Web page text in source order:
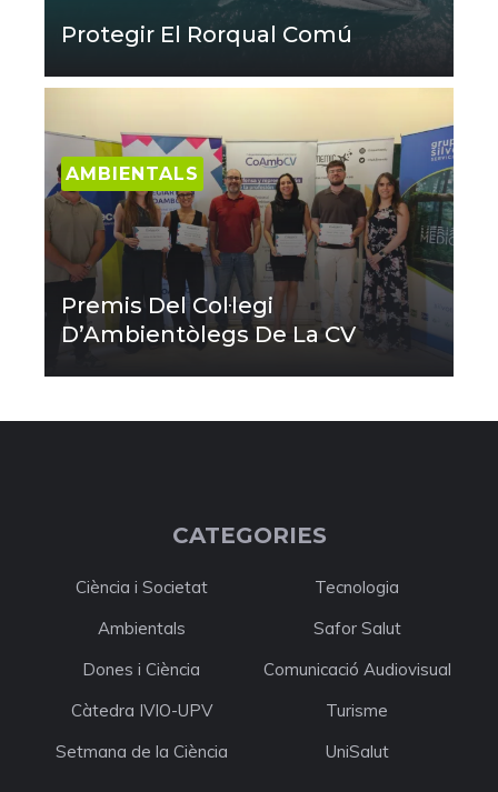
Protegir El Rorqual Comú
AMBIENTALS
Premis Del Col·legi
D’Ambientòlegs De La CV
CATEGORIES
Ciència i Societat
Tecnologia
Ambientals
Safor Salut
Dones i Ciència
Comunicació Audiovisual
Càtedra IVIO-UPV
Turisme
Setmana de la Ciència
UniSalut